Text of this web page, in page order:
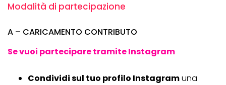
Modalità di partecipazione
A – CARICAMENTO CONTRIBUTO
Se vuoi partecipare tramite Instagram
Condividi sul tuo profilo Instagramuna